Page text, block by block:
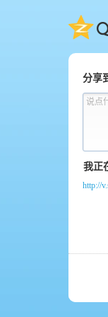
QQ
分享
说点
http://